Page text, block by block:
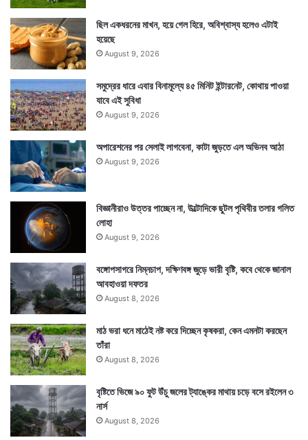
ছিল একধরনের মাখন, হয়ে গেল হিরে, অবিশ্বাস্য হলেও এটাই
হয়েছে
August 9, 2026
সমুদ্রের ধারে এবার বিনামূল্যে ৪৫ মিনিট ইন্টারনেট, কোথায় পাওয়া
যাবে এই সুবিধা
August 9, 2026
অপারেশনের পর সেলাই লাগবেনা, কাটা জুড়তে এল অভিনব আঠা
August 9, 2026
বিজ্ঞানীরাও উত্তর পাচ্ছেন না, উল্টোদিকে ছুটল পৃথিবীর তলার গলিত
লোহা
August 9, 2026
বঙ্গোপসাগরে নিম্নচাপ, দক্ষিণবঙ্গ জুড়ে ভারী বৃষ্টি, কবে থেকে জানাল
আবহাওয়া দফতর
August 8, 2026
মাঠ ভরা ধনে মাঠেই নষ্ট করে দিচ্ছেন কৃষকরা, কেন এমনটা করছেন
তাঁরা
August 8, 2026
বৃষ্টিতে ভিজে ৯০ ফুট উঁচু জলের ট্যাঙ্কের মাথায় চড়ে বসে রইলেন ৩
নার্স
August 8, 2026